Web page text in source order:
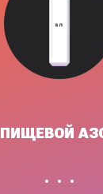
ПИЩЕВОЙ
•